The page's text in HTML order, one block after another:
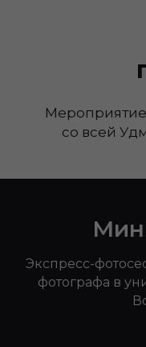
со всей
Экспресс-
фотографа в